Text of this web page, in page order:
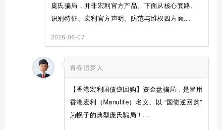
庞氏骗局，并非宏利官方产品。下面从核心套路、
识别特征、宏利官方声明、防范与维权四方面...
2026-06-07
青春追梦人
【香港宏利国债逆回购】资金盘骗局，是冒用
香港宏利（Manulife）名义、以 “国债逆回购”
为幌子的典型庞氏骗局！...